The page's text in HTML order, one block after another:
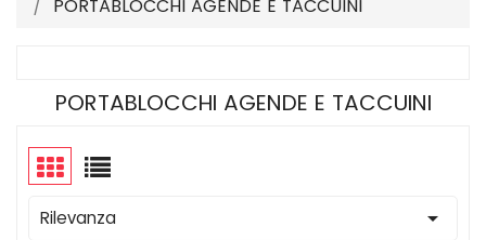
PORTABLOCCHI AGENDE E TACCUINI
PORTABLOCCHI AGENDE E TACCUINI
Rilevanza 